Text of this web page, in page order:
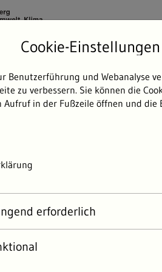
2024
Radioaktivität
Kerntechnische Anlagen
2024
Anlage eingehalten
Anlagen in Baden-
Radioaktivität in der Luft, im
in Pflanzen, im Wasser und
streng überwacht.
Cookie-Einstellungen
Benutzerführung und Webanalyse
zu verbessern. Sie können die
Aufruf in der Fußzeile öffnen und die
erforderlich